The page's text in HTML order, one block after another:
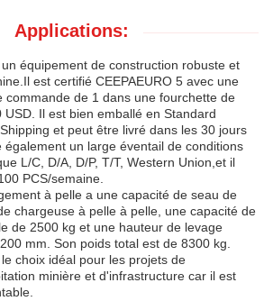
Applications:
équipement de construction robuste et
est certifié CEEPAEURO 5 avec une
commande de 1 dans une fourchette de
USD. Il est bien emballé en Standard
et peut être livré dans les 30 jours
également un large éventail de conditions
L/C, D/A, D/P, T/T, Western Union,et il
PCS/semaine.
à pelle a une capacité de seau de
chargeuse à pelle à pelle, une capacité de
de 2500 kg et une hauteur de levage
mm. Son poids total est de 8300 kg.
choix idéal pour les projets de
minière et d'infrastructure car il est